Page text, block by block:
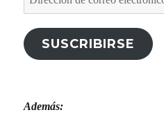
electrónico
SUSCRIBIRSE
Además: